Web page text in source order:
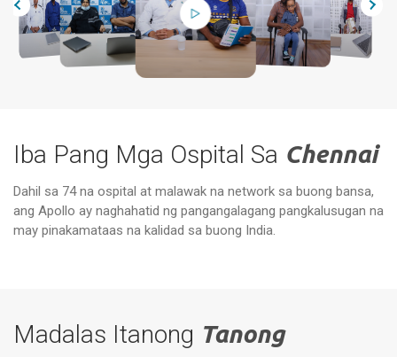
Iba Pang Mga Ospital Sa Chennai
Dahil sa 74 na ospital at malawak na network sa buong bansa,
ang Apollo ay naghahatid ng pangangalagang pangkalusugan na
may pinakamataas na kalidad sa buong India.
Mga Espesyal na Ospital ng Apollo,
Vanagaram, Chennai
Madalas Itanong Tanong